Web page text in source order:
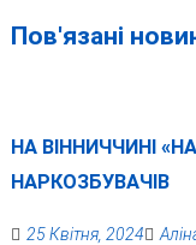
Пов'язані
НА ВІННИЧЧИНІ
НАРКОЗБУВАЧІВ
25 Квітня, 2024